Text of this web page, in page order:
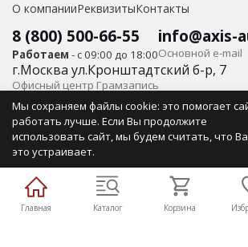
Главная Каталог Корзина
О компанииРеквизитыКонтакты
8 (800) 500-66-55
Работаем - с 09:00 до 18:00
info@axis-
Основной е-mail
г.Москва ул.Кронштадтский б-р, 7
Офисный центр Грамзапись
© Axis-Auto Все права защищены.
ИП Айбабин О.В. ИНН 410105662016 Юр/
Петропавловск-Камчатский, ул. Ломоносова,
Публичная офертаПолитика
Мы сохраняем файлы cookie: это помогает
работать лучше. Если Вы продолжите
использовать сайт, мы будем считать, что
это устраивает.